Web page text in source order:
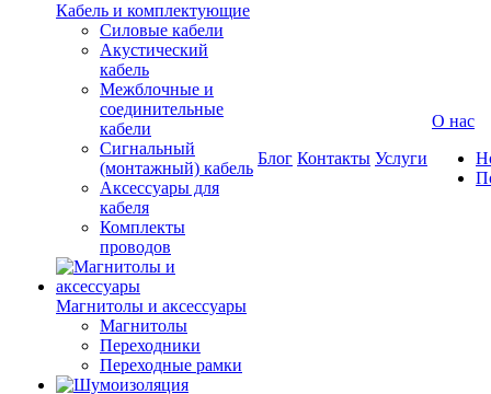
Кабель и комплектующие
Силовые кабели
Акустический
кабель
Межблочные и
соединительные
кабели
Сигнальный
(монтажный) кабель
Аксессуары для
кабеля
Комплекты
проводов
Магнитолы и аксессуары
Магнитолы
Переходники
Переходные рамки
Блог Контакты Услуги
О нас